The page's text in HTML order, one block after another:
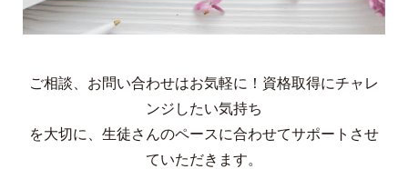
ご相談、お問い合わせはお気軽に！資格取得にチャレ
ンジしたい気持ち
を大切に、生徒さんのペースに合わせてサポートさせ
ていただきます。